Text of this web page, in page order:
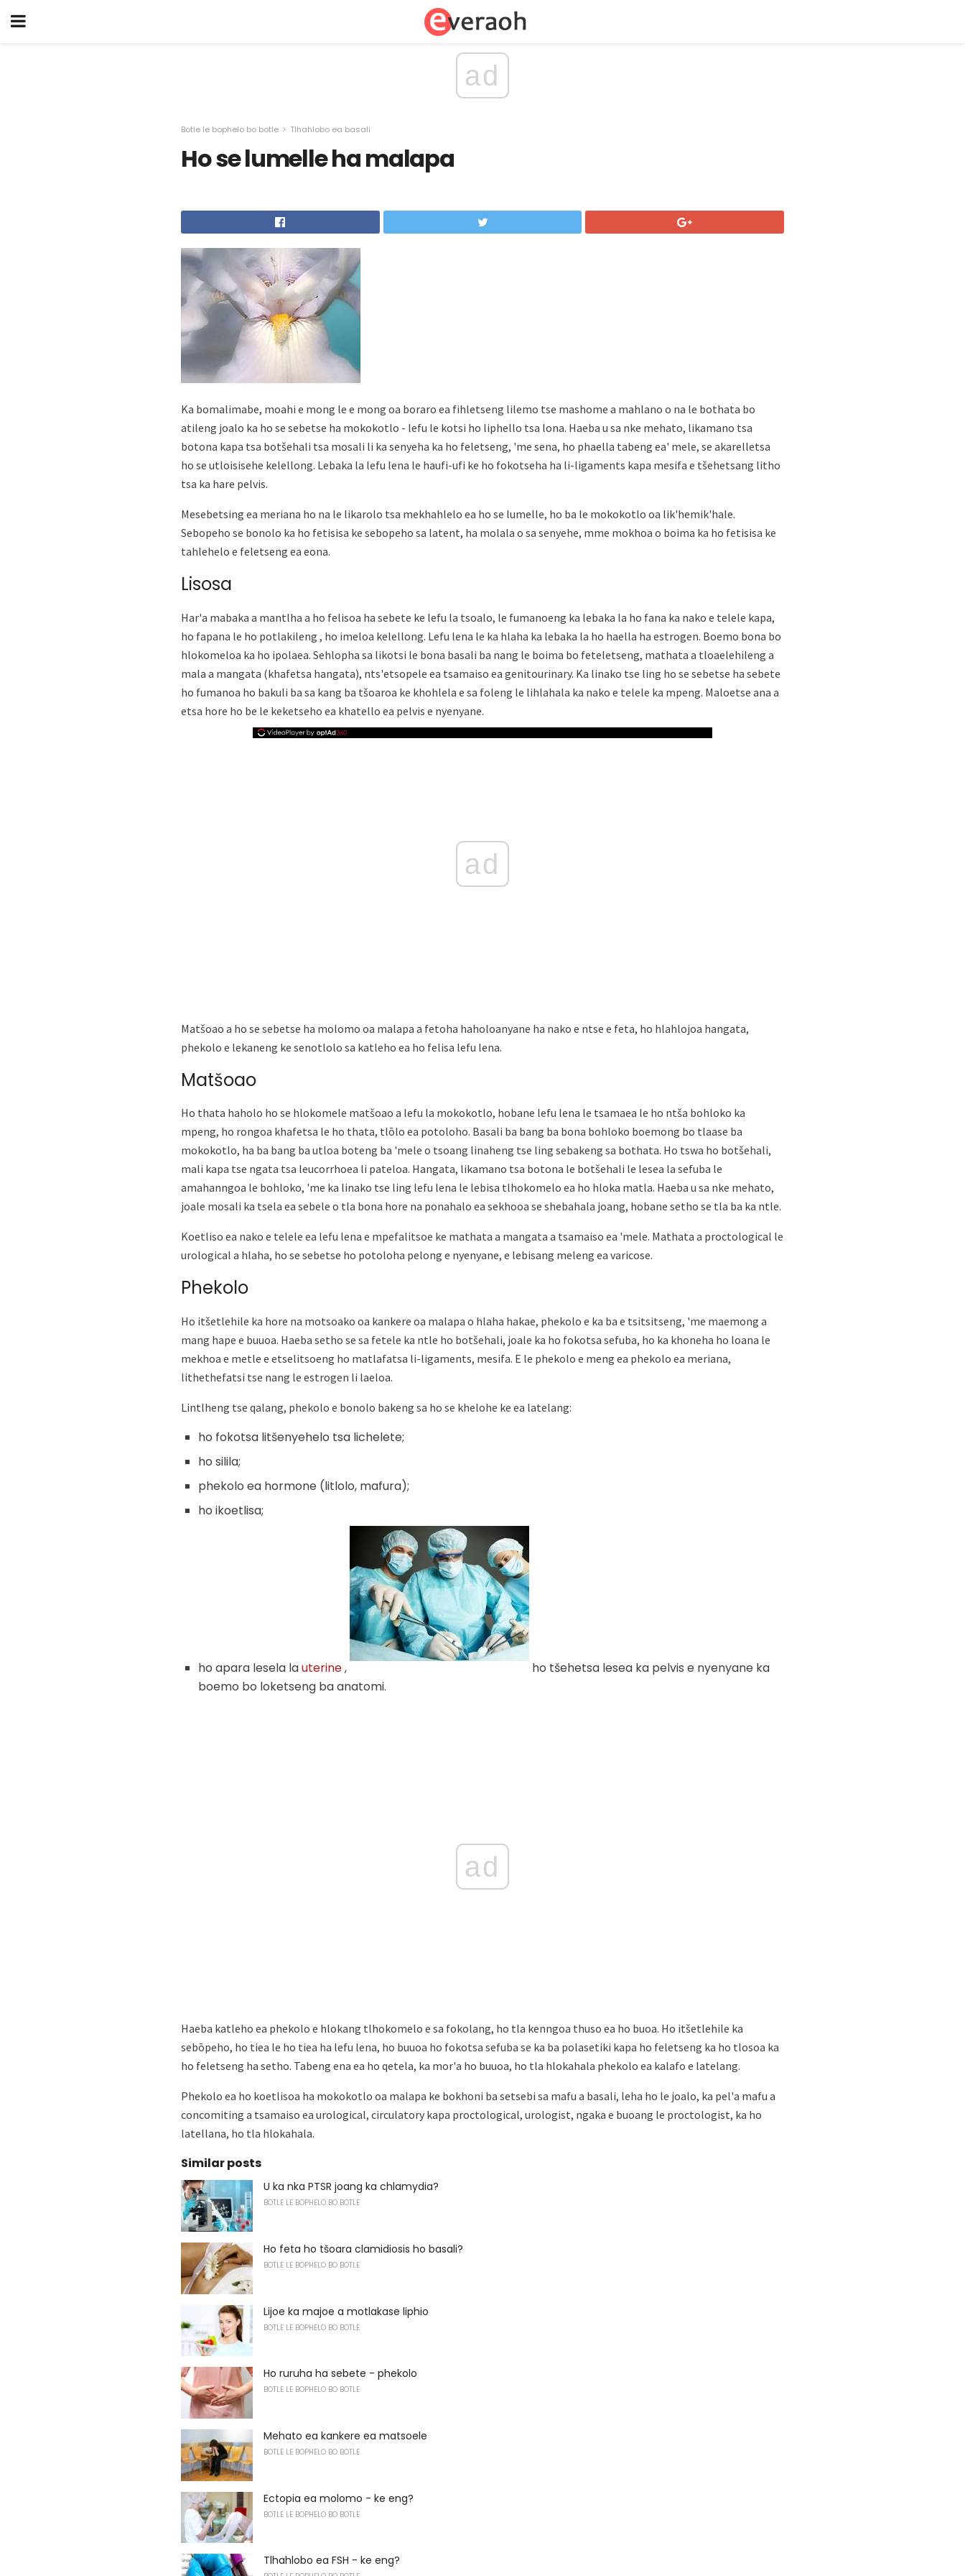
ad
Botle le bophelo bo botle Tlhahlobo ea basali
Ho se lumelle ha malapa
Ka bomalimabe, moahi e mong le e mong oa boraro ea fihletseng lilemo tse mashome a mahlano o na le bothata bo
atileng joalo ka ho se sebetse ha mokokotlo - lefu le kotsi ho liphello tsa lona. Haeba u sa nke mehato, likamano tsa
botona kapa tsa botšehali tsa mosali li ka senyeha ka ho feletseng, 'me sena, ho phaella tabeng ea' mele, se akarelletsa
ho se utloisisehe kelellong. Lebaka la lefu lena le haufi-ufi ke ho fokotseha ha li-ligaments kapa mesifa e tšehetsang litho
tsa ka hare pelvis.
Mesebetsing ea meriana ho na le likarolo tsa mekhahlelo ea ho se lumelle, ho ba le mokokotlo oa lik'hemik'hale.
Sebopeho se bonolo ka ho fetisisa ke sebopeho sa latent, ha molala o sa senyehe, mme mokhoa o boima ka ho fetisisa ke
tahlehelo e feletseng ea eona.
Lisosa
Har'a mabaka a mantlha a ho felisoa ha sebete ke lefu la tsoalo, le fumanoeng ka lebaka la ho fana ka nako e telele kapa,
ho fapana le ho potlakileng , ho imeloa kelellong. Lefu lena le ka hlaha ka lebaka la ho haella ha estrogen. Boemo bona bo
hlokomeloa ka ho ipolaea. Sehlopha sa likotsi le bona basali ba nang le boima bo feteletseng, mathata a tloaelehileng a
mala a mangata (khafetsa hangata), nts'etsopele ea tsamaiso ea genitourinary. Ka linako tse ling ho se sebetse ha sebete
ho fumanoa ho bakuli ba sa kang ba tšoaroa ke khohlela e sa foleng le lihlahala ka nako e telele ka mpeng. Maloetse ana a
etsa hore ho be le keketseho ea khatello ea pelvis e nyenyane.
ad
Matšoao a ho se sebetse ha molomo oa malapa a fetoha haholoanyane ha nako e ntse e feta, ho hlahlojoa hangata,
phekolo e lekaneng ke senotlolo sa katleho ea ho felisa lefu lena.
Matšoao
Ho thata haholo ho se hlokomele matšoao a lefu la mokokotlo, hobane lefu lena le tsamaea le ho ntša bohloko ka
mpeng, ho rongoa khafetsa le ho thata, tlōlo ea potoloho. Basali ba bang ba bona bohloko boemong bo tlaase ba
mokokotlo, ha ba bang ba utloa boteng ba 'mele o tsoang linaheng tse ling sebakeng sa bothata. Ho tswa ho botšehali,
mali kapa tse ngata tsa leucorrhoea li pateloa. Hangata, likamano tsa botona le botšehali le lesea la sefuba le
amahanngoa le bohloko, 'me ka linako tse ling lefu lena le lebisa tlhokomelo ea ho hloka matla. Haeba u sa nke mehato,
joale mosali ka tsela ea sebele o tla bona hore na ponahalo ea sekhooa se shebahala joang, hobane setho se tla ba ka ntle.
Koetliso ea nako e telele ea lefu lena e mpefalitsoe ke mathata a mangata a tsamaiso ea 'mele. Mathata a proctological le
urological a hlaha, ho se sebetse ho potoloha pelong e nyenyane, e lebisang meleng ea varicose.
Phekolo
Ho itšetlehile ka hore na motsoako oa kankere oa malapa o hlaha hakae, phekolo e ka ba e tsitsitseng, 'me maemong a
mang hape e buuoa. Haeba setho se sa fetele ka ntle ho botšehali, joale ka ho fokotsa sefuba, ho ka khoneha ho loana le
mekhoa e metle e etselitsoeng ho matlafatsa li-ligaments, mesifa. E le phekolo e meng ea phekolo ea meriana,
lithethefatsi tse nang le estrogen li laeloa.
Lintlheng tse qalang, phekolo e bonolo bakeng sa ho se khelohe ke ea latelang:
ho fokotsa litšenyehelo tsa lichelete;
ho silila;
phekolo ea hormone (litlolo, mafura);
ho ikoetlisa;
ho apara lesela lauterine,
ho tšehetsa lesea ka pelvis e nyenyane ka
boemo bo loketseng ba anatomi.
ad
Haeba katleho ea phekolo e hlokang tlhokomelo e sa fokolang, ho tla kenngoa thuso ea ho buoa. Ho itšetlehile ka
sebōpeho, ho tiea le ho tiea ha lefu lena, ho buuoa ho fokotsa sefuba se ka ba polasetiki kapa ho feletseng ka ho tlosoa ka
ho feletseng ha setho. Tabeng ena ea ho qetela, ka mor'a ho buuoa, ho tla hlokahala phekolo ea kalafo e latelang.
Phekolo ea ho koetlisoa ha mokokotlo oa malapa ke bokhoni ba setsebi sa mafu a basali, leha ho le joalo, ka pel'a mafu a
concomiting a tsamaiso ea urological, circulatory kapa proctological, urologist, ngaka e buoang le proctologist, ka ho
latellana, ho tla hlokahala.
Similar posts
U ka nka PTSR joang ka chlamydia?
BOTLE LE BOPHELO BO BOTLE
Ho feta ho tšoara clamidiosis ho basali?
BOTLE LE BOPHELO BO BOTLE
Lijoe ka majoe a motlakase liphio
BOTLE LE BOPHELO BO BOTLE
Ho ruruha ha sebete - phekolo
BOTLE LE BOPHELO BO BOTLE
Mehato ea kankere ea matsoele
BOTLE LE BOPHELO BO BOTLE
Ectopia ea molomo - ke eng?
BOTLE LE BOPHELO BO BOTLE
Tlhahlobo ea FSH - ke eng?